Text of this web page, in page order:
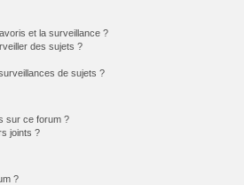
et la surveillance ?
des sujets ?
de sujets ?
sur ce forum ?
joints ?
?